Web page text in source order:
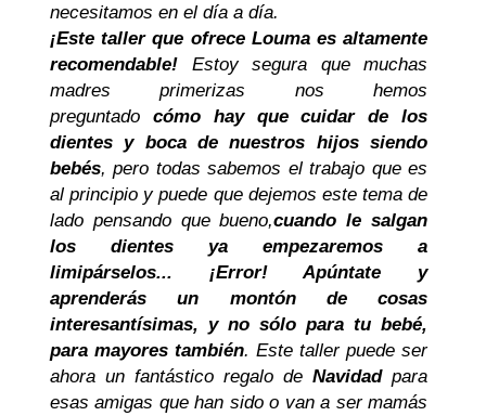
necesitamos en el día a día.
¡Este taller que ofrece Louma es altamente
recomendable! Estoy segura que muchas
madres primerizas nos hemos
preguntado cómo hay que cuidar de los
dientes y boca de nuestros hijos siendo
bebés, pero todas sabemos el trabajo que es
al principio y puede que dejemos este tema de
lado pensando que bueno,cuando le salgan
los dientes ya empezaremos a
limipárselos... ¡Error! Apúntate y
aprenderás un montón de cosas
interesantísimas, y no sólo para tu bebé,
para mayores también. Este taller puede ser
ahora un fantástico regalo de Navidadpara
esas amigas que han sido o van a ser mamás